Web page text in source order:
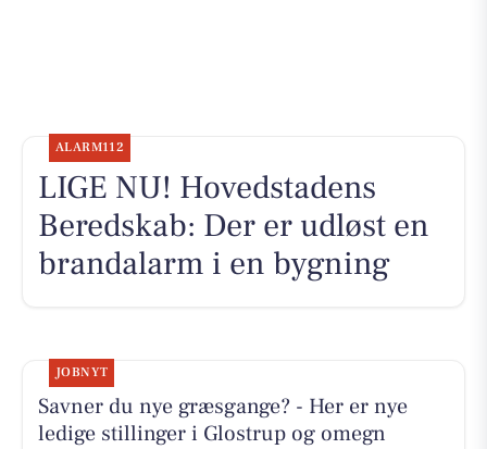
ALARM112
LIGE NU! Hovedstadens
Beredskab: Der er udløst en
brandalarm i en bygning
JOBNYT
Savner du nye græsgange? - Her er nye
ledige stillinger i Glostrup og omegn